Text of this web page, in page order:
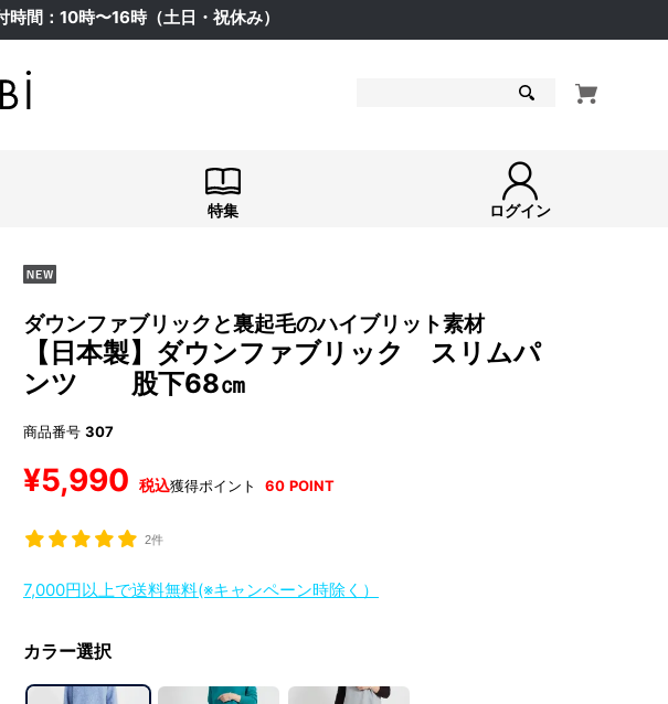
時間：10時〜16時（土日・祝休み）
特集 ログイン
ダウンファブリックと裏起毛のハイブリット素材
【日本製】ダウンファブリック スリムパ
ンツ 股下68㎝
商品番号 307
¥5,990 税込獲得ポイント 60 POINT
2件
7,000円以上で送料無料(※キャンペーン時除く）
カラー選択